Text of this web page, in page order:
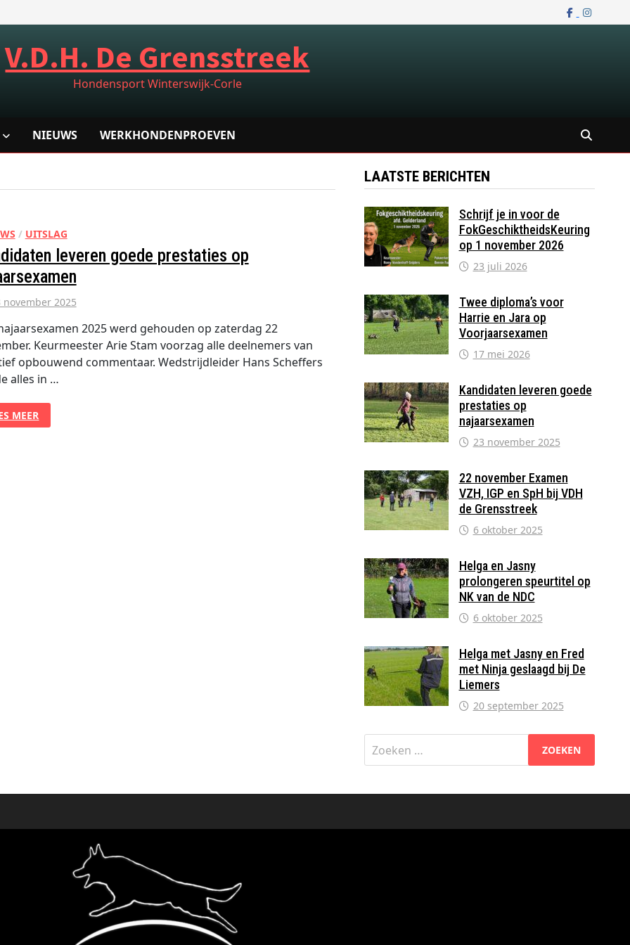
V.D.H. De Grensstreek
Hondensport Winterswijk-Corle
NIEUWS WERKHONDENPROEVEN
/ UITSLAG
leveren goede prestaties op
november 2025
2025 werd gehouden op zaterdag 22
Keurmeester Arie Stam voorzag alle deelnemers van
opbouwend commentaar. Wedstrijdleider Hans Scheffers
alles in …
MEER
LAATSTE BERICHTEN
Schrijf je in voor de
FokGeschiktheidsKeuring
op 1 november 2026
23 juli 2026
Twee diploma’s voor
Harrie en Jara op
Voorjaarsexamen
17 mei 2026
Kandidaten leveren goede
prestaties op
najaarsexamen
23 november 2025
22 november Examen
VZH, IGP en SpH bij VDH
de Grensstreek
6 oktober 2025
Helga en Jasny
prolongeren speurtitel op
NK van de NDC
6 oktober 2025
Helga met Jasny en Fred
met Ninja geslaagd bij De
Liemers
20 september 2025
naar: